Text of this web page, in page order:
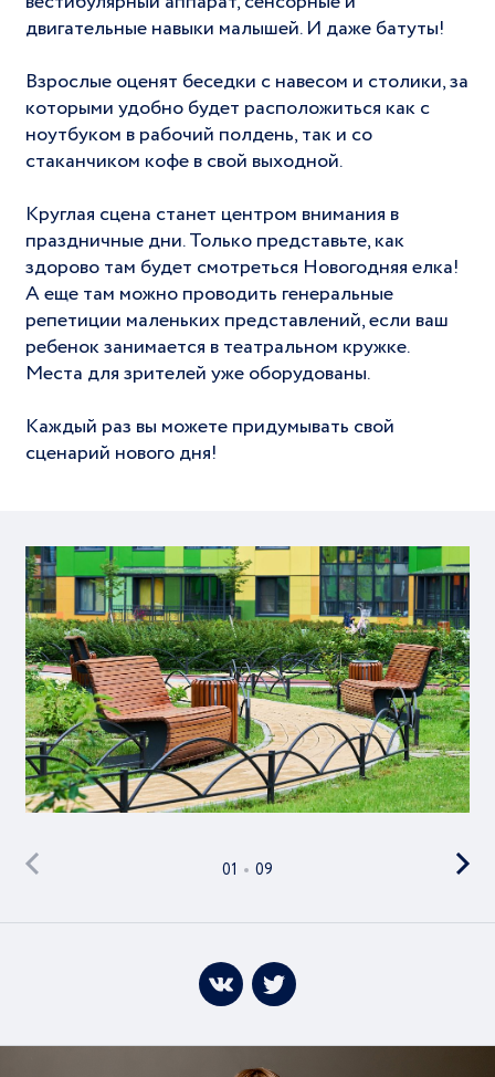
двигательные навыки малышей. И даже батуты!
Взрослые оценят беседки с навесом и столики, за
которыми удобно будет расположиться как с
ноутбуком в рабочий полдень, так и со
стаканчиком кофе в свой выходной.
Круглая сцена станет центром внимания в
праздничные дни. Только представьте, как
здорово там будет смотреться Новогодняя елка!
А еще там можно проводить генеральные
репетиции маленьких представлений, если ваш
ребенок занимается в театральном кружке.
Места для зрителей уже оборудованы.
Каждый раз вы можете придумывать свой
сценарий нового дня!
01 09